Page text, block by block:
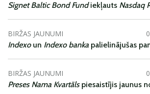
Signet Baltic Bond Fundiekļauts Nasdaq
BIRŽAS JAUNUMI
Indexoun Indexo banka palielinājušas
BIRŽAS JAUNUMI
Preses Nama Kvartāls piesaistījis jaunus